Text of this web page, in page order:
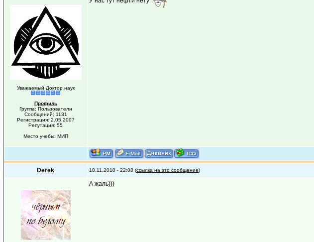
Уважаемый Доктор наук
Профиль
Группа: Пользователи
Сообщений: 1131
Регистрация: 2.05.2007
Репутация: 55
Место учебы: МИП
Derek 18.11.2010 - 22:08 (ссылка на это сообщение)
А жаль)))